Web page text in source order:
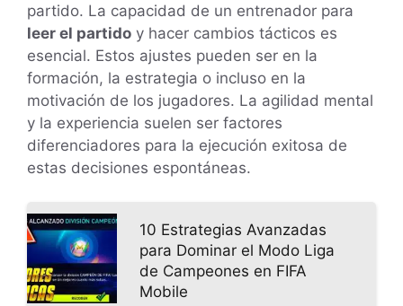
partido. La capacidad de un entrenador para
leer el partido y hacer cambios tácticos es
esencial. Estos ajustes pueden ser en la
formación, la estrategia o incluso en la
motivación de los jugadores. La agilidad mental
y la experiencia suelen ser factores
diferenciadores para la ejecución exitosa de
estas decisiones espontáneas.
10 Estrategias Avanzadas
para Dominar el Modo Liga
de Campeones en FIFA
Mobile